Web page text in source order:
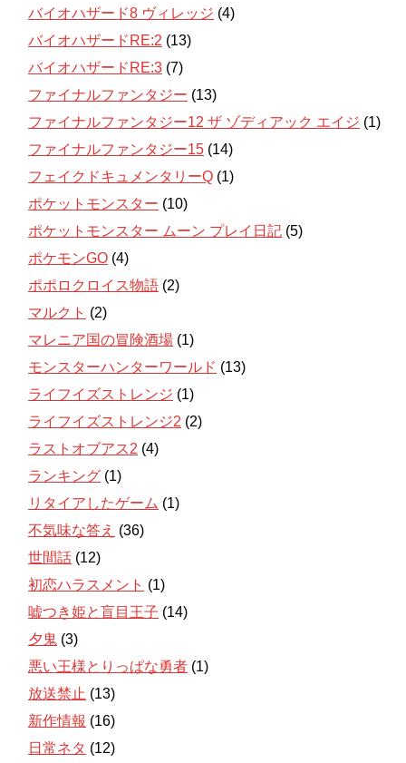
バイオハザード8 ヴィレッジ (4)
バイオハザードRE:2 (13)
バイオハザードRE:3 (7)
ファイナルファンタジー (13)
ファイナルファンタジー12 ザ ゾディアック エイジ (1)
ファイナルファンタジー15 (14)
フェイクドキュメンタリーQ (1)
ポケットモンスター (10)
ポケットモンスター ムーン プレイ日記 (5)
ポケモンGO (4)
ポポロクロイス物語 (2)
マルクト (2)
マレニア国の冒険酒場 (1)
モンスターハンターワールド (13)
ライフイズストレンジ (1)
ライフイズストレンジ2 (2)
ラストオブアス2 (4)
ランキング (1)
リタイアしたゲーム (1)
不気味な答え (36)
世間話 (12)
初恋ハラスメント (1)
嘘つき姫と盲目王子 (14)
夕鬼 (3)
悪い王様とりっぱな勇者 (1)
放送禁止 (13)
新作情報 (16)
日常ネタ (12)